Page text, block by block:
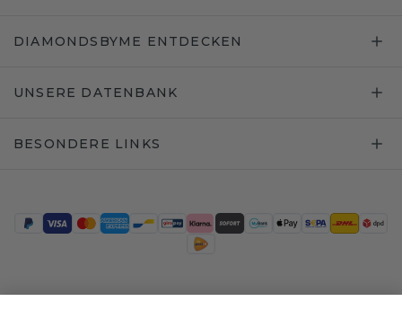
DIAMONDSBYME ENTDECKEN
UNSERE DATENBANK
BESONDERE LINKS